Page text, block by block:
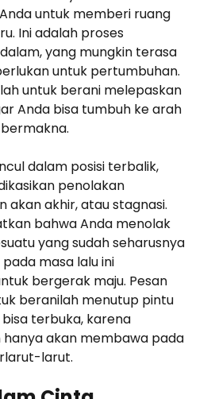
untuk memberi ruang
Ini adalah proses
yang mungkin terasa
untuk pertumbuhan.
untuk berani melepaskan
Anda bisa tumbuh ke arah
dalam posisi terbalik,
penolakan
akan akhir, atau stagnasi.
bahwa Anda menolak
yang sudah seharusnya
masa lalu ini
bergerak maju. Pesan
beranilah menutup pintu
terbuka, karena
akan membawa pada
larut.